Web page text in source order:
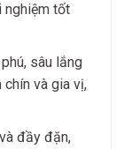
nghiệm tốt
sâu lắng
và gia vị,
đầy đặn,